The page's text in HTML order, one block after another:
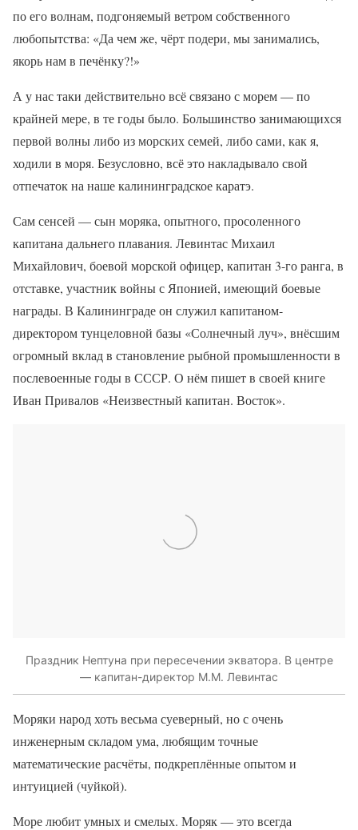
по его волнам, подгоняемый ветром собственного
любопытства: «Да чем же, чёрт подери, мы занимались,
якорь нам в печёнку?!»
А у нас таки действительно всё связано с морем — по
крайней мере, в те годы было. Большинство занимающихся
первой волны либо из морских семей, либо сами, как я,
ходили в моря. Безусловно, всё это накладывало свой
отпечаток на наше калининградское каратэ.
Сам сенсей — сын моряка, опытного, просоленного
капитана дальнего плавания. Левинтас Михаил
Михайлович, боевой морской офицер, капитан 3-го ранга, в
отставке, участник войны с Японией, имеющий боевые
награды. В Калининграде он служил капитаном-
директором тунцеловной базы «Солнечный луч», внёсшим
огромный вклад в становление рыбной промышленности в
послевоенные годы в СССР. О нём пишет в своей книге
Иван Привалов «Неизвестный капитан. Восток».
Праздник Нептуна при пересечении экватора. В центре
— капитан-директор М.М. Левинтас
Моряки народ хоть весьма суеверный, но с очень
инженерным складом ума, любящим точные
математические расчёты, подкреплённые опытом и
интуицией (чуйкой).
Море любит умных и смелых. Моряк — это всегда